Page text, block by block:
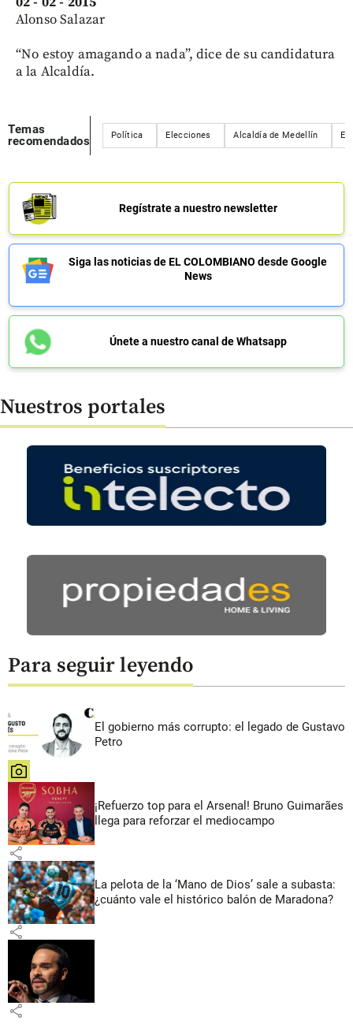
Alonso Salazar
“No estoy amagando a nada”, dice de su candidatura
a la Alcaldía.
Temas
recomendados
Política Elecciones Alcaldía de Medellín
Regístrate a nuestro newsletter
Siga las noticias de EL COLOMBIANO desde Google
News
Únete a nuestro canal de Whatsapp
Nuestros portales
Para seguir leyendo
El gobierno más corrupto: el legado de Gustavo
Petro
share
¡Refuerzo top para el Arsenal! Bruno Guimarães
llega para reforzar el mediocampo
share
La pelota de la ‘Mano de Dios’ sale a subasta:
¿cuánto vale el histórico balón de Maradona?
share
share